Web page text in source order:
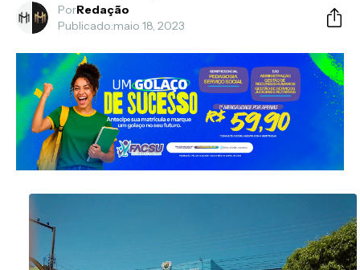
PorRedação
Publicado:maio 18, 2023